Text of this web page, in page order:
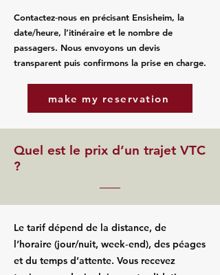
Contactez‑nous en précisant Ensisheim, la
date/heure, l’itinéraire et le nombre de
passagers. Nous envoyons un devis
transparent puis confirmons la prise en charge.
make my reservation
Quel est le prix d’un trajet VTC
?
Le tarif dépend de la distance, de
l’horaire (jour/nuit, week‑end), des péages
et du temps d’attente. Vous recevez